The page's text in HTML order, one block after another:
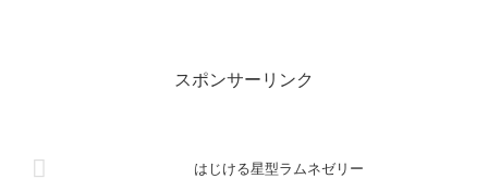
スポンサーリンク
はじける星型ラムネゼリー